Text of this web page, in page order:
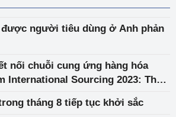
được người tiêu dùng ở Anh phản
nối chuỗi cung ứng hàng hóa
International Sourcing 2023: Thu
tháng 8 tiếp tục khởi sắc